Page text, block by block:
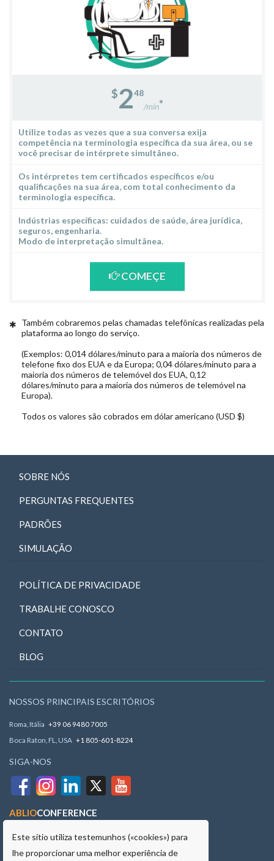
$248
/min*
Utilize todas as vezes que a sua conversa exija
competência na terminologia específica da sua área, ou se
você precisar de intérprete simultâneo.
Os intérpretes tem certificados específicos e/ou
qualificações na sua área, com total conhecimento da
terminologia específica.
Indústrias específicas: cuidados de saúde, área jurídica,
seguros, engenharia.
Modo de interpretação simultânea.
COMEÇE
Também cobraremos pelas chamadas telefônicas realizadas pela
plataforma ao longo do serviço.
(Exemplos: 0,014 dólares/minuto para a maioria dos números de
telefone fixo dos EUA e da Europa; 0,04 dólares/minuto para a
maioria dos números de telemóvel dos EUA, 0,12
dólares/minuto para a maioria dos números de telemóvel na
Europa).
Todos os valores são cobrados em dólar americano (USD $)
SOBRE NÓS
PERGUNTAS FREQUENTES
PADRÕES
SIMULAÇÃO
POLÍTICA DE PRIVACIDADE
TRABALHE CONOSCO
CONTATO
BLOG
NOSSOS PRINCIPAIS ESCRITÓRIOS
Roma, Itália +39 06 9480 7005
Boca Raton, FL, USA +1 805-601-8224
SIGA-NOS
ABLIOCONFERENCE
Este sítio utiliza testemunhos («cookies») para
lhe proporcionar uma melhor experiência de